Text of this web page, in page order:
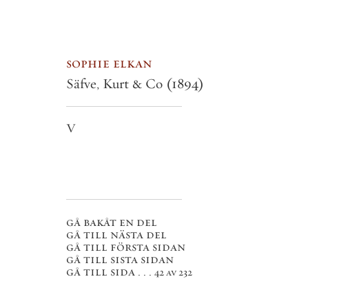
sophie elkan
Säfve, Kurt & Co (1894)
V
gå bakåt en del
gå till nästa del
gå till första sidan
gå till sista sidan
gå till sida . . . 42 av 232